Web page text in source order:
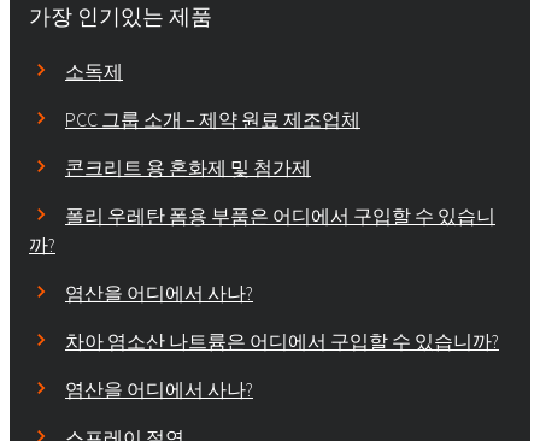
가장 인기있는 제품
소독제
PCC 그룹 소개 – 제약 원료 제조업체
콘크리트 용 혼화제 및 첨가제
폴리 우레탄 폼용 부품은 어디에서 구입할 수 있습니
까?
염산을 어디에서 사나?
차아 염소산 나트륨은 어디에서 구입할 수 있습니까?
염산을 어디에서 사나?